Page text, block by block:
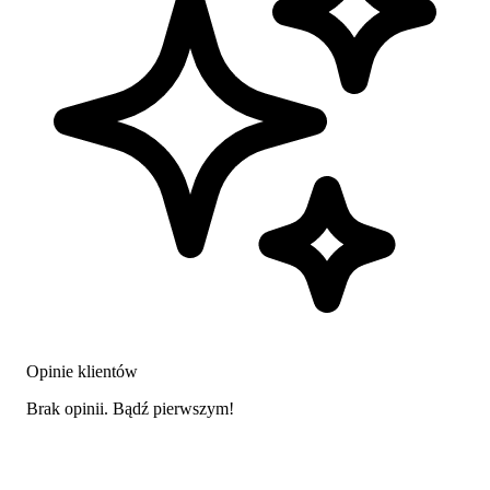
Opinie klientów
Brak opinii. Bądź pierwszym!